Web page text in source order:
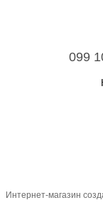
099
Интернет-магазин